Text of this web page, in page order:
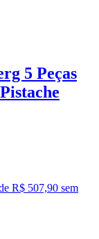
5 Peças
R$ 507,90 sem